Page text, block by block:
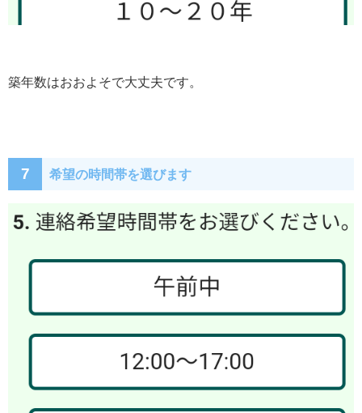
築年数はおおよそで大丈夫です。
7 希望の時間帯を選びます